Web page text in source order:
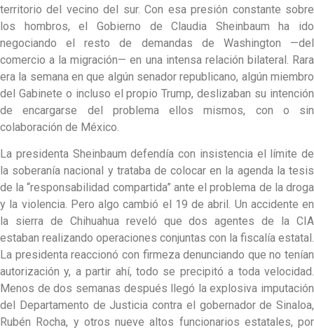
territorio del vecino del sur. Con esa presión constante sobre
los hombros, el Gobierno de Claudia Sheinbaum ha ido
negociando el resto de demandas de Washington —del
comercio a la migración— en una intensa relación bilateral. Rara
era la semana en que algún senador republicano, algún miembro
del Gabinete o incluso el propio Trump, deslizaban su intención
de encargarse del problema ellos mismos, con o sin
colaboración de México.
La presidenta Sheinbaum defendía con insistencia el límite de
la soberanía nacional y trataba de colocar en la agenda la tesis
de la “responsabilidad compartida” ante el problema de la droga
y la violencia. Pero algo cambió el 19 de abril. Un accidente en
la sierra de Chihuahua reveló que dos agentes de la CIA
estaban realizando operaciones conjuntas con la fiscalía estatal.
La presidenta reaccionó con firmeza denunciando que no tenían
autorización y, a partir ahí, todo se precipitó a toda velocidad.
Menos de dos semanas después llegó la explosiva imputación
del Departamento de Justicia contra el gobernador de Sinaloa,
Rubén Rocha, y otros nueve altos funcionarios estatales, por